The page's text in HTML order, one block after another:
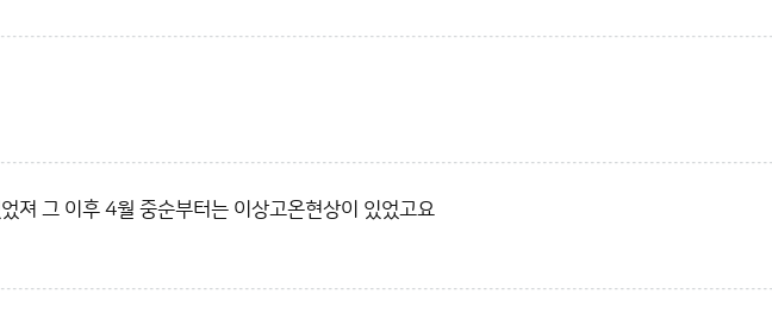
져 그 이후 4월 중순부터는 이상고온현상이 있었고요